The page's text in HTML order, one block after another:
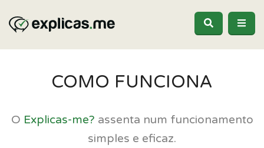
COMO FUNCIONA
O Explicas-me? assenta num funcionamento
simples e eficaz.